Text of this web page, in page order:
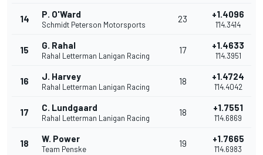
14 P. O'Ward
Schmidt Peterson Motorsports
23 +1.4096
1'14.3414
15 G. Rahal
Rahal Letterman Lanigan Racing
17 +1.4633
1'14.3951
16 J. Harvey
Rahal Letterman Lanigan Racing
18 +1.4724
1'14.4042
17 C. Lundgaard
Rahal Letterman Lanigan Racing
18 +1.7551
1'14.6869
18 W. Power
Team Penske
19 +1.7665
1'14.6983